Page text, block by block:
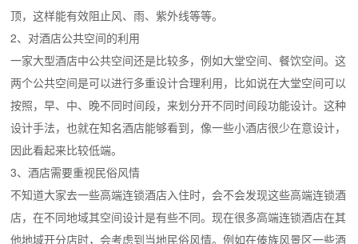
顶，这样能有效阻止风、雨、紫外线等等。
2、对酒店公共空间的利用
一家大型酒店中公共空间还是比较多，例如大堂空间、餐饮空间。这
两个公共空间是可以进行多重设计合理利用，比如说在大堂空间可以
按照，早、中、晚不同时间段，来划分开不同时间段功能设计。这种
设计手法，也就在知名酒店能够看到，像一些小酒店很少在意设计，
因此看起来比较低端。
3、酒店需要重视民俗风情
不知道大家去一些高端连锁酒店入住时，会不会发现这些高端连锁酒
店，在不同地域其空间设计是有些不同。现在很多高端连锁酒店在其
他地域开分店时，会考虑到当地民俗风情。例如在傣族风景区一些酒